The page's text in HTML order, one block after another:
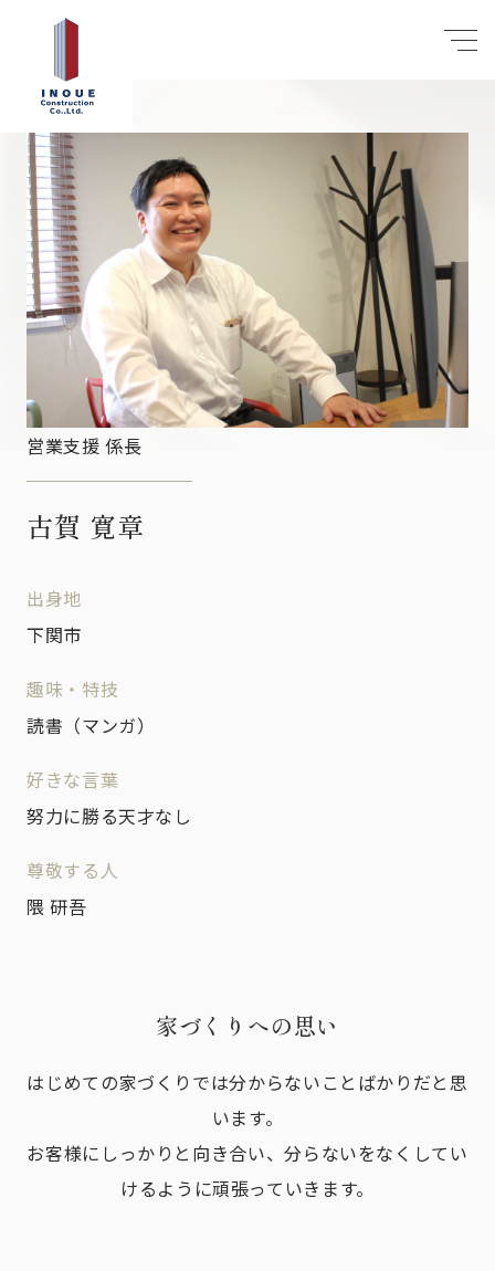
営業支援 係長
古賀 寛章
出身地
下関市
趣味・特技
読書（マンガ）
好きな言葉
努力に勝る天才なし
尊敬する人
隈 研吾
家づくりへの思い
はじめての家づくりでは分からないことばかりだと思
います。
お客様にしっかりと向き合い、分らないをなくしてい
けるように頑張っていきます。